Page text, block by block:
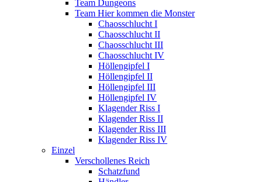
Team Dungeons
Team Hier kommen die Monster
Chaosschlucht I
Chaosschlucht II
Chaosschlucht III
Chaosschlucht IV
Höllengipfel I
Höllengipfel II
Höllengipfel III
Höllengipfel IV
Klagender Riss I
Klagender Riss II
Klagender Riss III
Klagender Riss IV
Einzel
Verschollenes Reich
Schatzfund